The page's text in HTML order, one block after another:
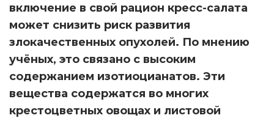
включение в свой рацион кресс-салата
может снизить риск развития
злокачественных опухолей. По мнению
учёных, это связано с высоким
содержанием изотиоцианатов. Эти
вещества содержатся во многих
крестоцветных овощах и листовой